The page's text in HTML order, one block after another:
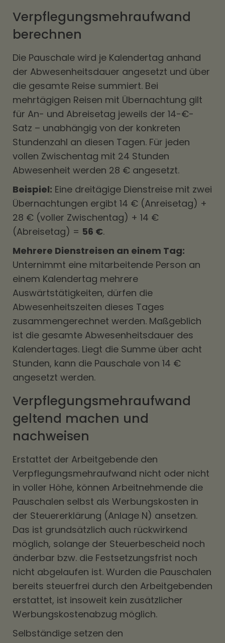
Verpflegungsmehraufwand
berechnen
Die Pauschale wird je Kalendertag anhand
der Abwesenheitsdauer angesetzt und über
die gesamte Reise summiert. Bei
mehrtägigen Reisen mit Übernachtung gilt
für An- und Abreisetag jeweils der 14-€-
Satz – unabhängig von der konkreten
Stundenzahl an diesen Tagen. Für jeden
vollen Zwischentag mit 24 Stunden
Abwesenheit werden 28 € angesetzt.
Beispiel: Eine dreitägige Dienstreise mit zwei
Übernachtungen ergibt 14 € (Anreisetag) +
28 € (voller Zwischentag) + 14 €
(Abreisetag) = 56 €.
Mehrere Dienstreisen an einem Tag:
Unternimmt eine mitarbeitende Person an
einem Kalendertag mehrere
Auswärtstätigkeiten, dürfen die
Abwesenheitszeiten dieses Tages
zusammengerechnet werden. Maßgeblich
ist die gesamte Abwesenheitsdauer des
Kalendertages. Liegt die Summe über acht
Stunden, kann die Pauschale von 14 €
angesetzt werden.
Verpflegungsmehraufwand
geltend machen und
nachweisen
Erstattet der Arbeitgebende den
Verpflegungsmehraufwand nicht oder nicht
in voller Höhe, können Arbeitnehmende die
Pauschalen selbst als Werbungskosten in
der Steuererklärung (Anlage N) ansetzen.
Das ist grundsätzlich auch rückwirkend
möglich, solange der Steuerbescheid noch
änderbar bzw. die Festsetzungsfrist noch
nicht abgelaufen ist. Wurden die Pauschalen
bereits steuerfrei durch den Arbeitgebenden
erstattet, ist insoweit kein zusätzlicher
Werbungskostenabzug möglich.
Selbständige setzen den